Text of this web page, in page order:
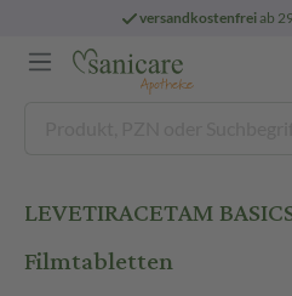
versandkostenfreiab
LEVETIRACETAM
Filmtabletten